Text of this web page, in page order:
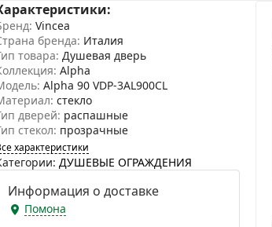
Vincea
бренда: Италия
товара: Душевая дверь
Alpha
Alpha 90 VDP-3AL900CL
стекло
дверей: распашные
стекол: прозрачные
характеристики
ДУШЕВЫЕ ОГРАЖДЕНИЯ
Информация о доставке
Помона